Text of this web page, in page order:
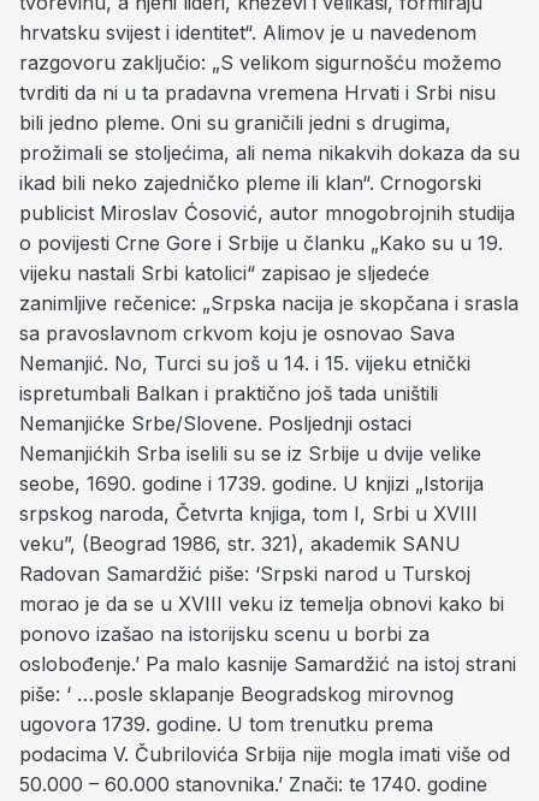
hrvatsku svijest i identitet“. Alimov je u navedenom
razgovoru zaključio: „S velikom sigurnošću možemo
tvrditi da ni u ta pradavna vremena Hrvati i Srbi nisu
bili jedno pleme. Oni su graničili jedni s drugima,
prožimali se stoljećima, ali nema nikakvih dokaza da su
ikad bili neko zajedničko pleme ili klan“. Crnogorski
publicist Miroslav Ćosović, autor mnogobrojnih studija
o povijesti Crne Gore i Srbije u članku „Kako su u 19.
vijeku nastali Srbi katolici“ zapisao je sljedeće
zanimljive rečenice: „Srpska nacija je skopčana i srasla
sa pravoslavnom crkvom koju je osnovao Sava
Nemanjić. No, Turci su još u 14. i 15. vijeku etnički
ispretumbali Balkan i praktično još tada uništili
Nemanjićke Srbe/Slovene. Posljednji ostaci
Nemanjićkih Srba iselili su se iz Srbije u dvije velike
seobe, 1690. godine i 1739. godine. U knjizi „Istorija
srpskog naroda, Četvrta knjiga, tom I, Srbi u XVIII
veku”, (Beograd 1986, str. 321), akademik SANU
Radovan Samardžić piše: ‘Srpski narod u Turskoj
morao je da se u XVIII veku iz temelja obnovi kako bi
ponovo izašao na istorijsku scenu u borbi za
oslobođenje.’ Pa malo kasnije Samardžić na istoj strani
piše: ‘ …posle sklapanje Beogradskog mirovnog
ugovora 1739. godine. U tom trenutku prema
podacima V. Čubrilovića Srbija nije mogla imati više od
50.000 – 60.000 stanovnika.’ Znači: te 1740. godine